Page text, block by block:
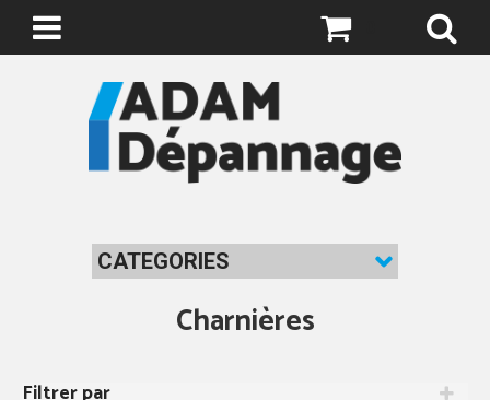
CATEGORIES
Charnières